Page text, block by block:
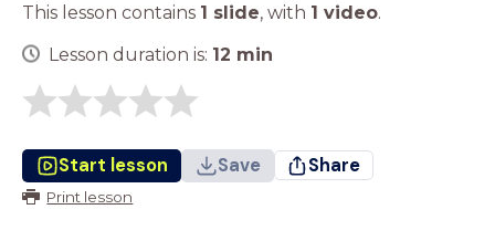
This lesson contains 1 slide, with 1 video.
Lesson duration is: 12 min
Start lesson Save Share
Print lesson